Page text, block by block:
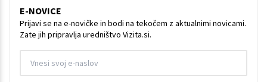
E-NOVICE
Prijavi se na e-novičke in bodi na tekočem z aktualnimi novicami.
Zate jih pripravlja uredništvo Vizita.si.